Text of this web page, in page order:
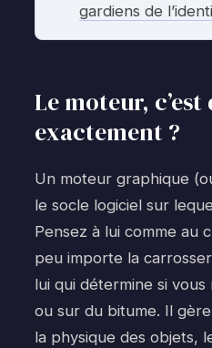
gardiens de
Le moteur,
exactement ?
Un moteur graphique
le socle logiciel sur
Pensez à lui comme au
peu importe la
lui qui détermine si
ou sur du bitume. Il
la physique des objets,